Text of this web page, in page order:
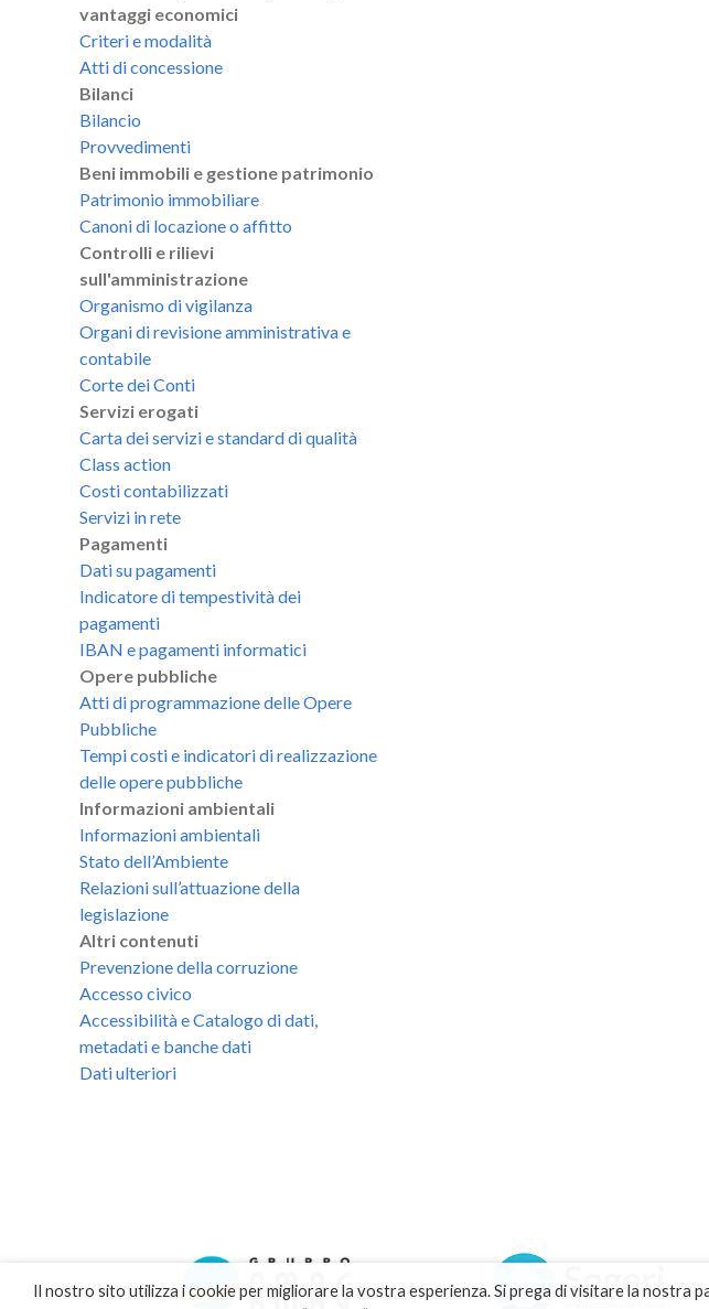
vantaggi economici
Criteri e modalità
Atti di concessione
Bilanci
Bilancio
Provvedimenti
Beni immobili e gestione patrimonio
Patrimonio immobiliare
Canoni di locazione o affitto
Controlli e rilievi
sull'amministrazione
Organismo di vigilanza
Organi di revisione amministrativa e
contabile
Corte dei Conti
Servizi erogati
Carta dei servizi e standard di qualità
Class action
Costi contabilizzati
Servizi in rete
Pagamenti
Dati su pagamenti
Indicatore di tempestività dei
pagamenti
IBAN e pagamenti informatici
Opere pubbliche
Atti di programmazione delle Opere
Pubbliche
Tempi costi e indicatori di realizzazione
delle opere pubbliche
Informazioni ambientali
Informazioni ambientali
Stato dell’Ambiente
Relazioni sull’attuazione della
legislazione
Altri contenuti
Prevenzione della corruzione
Accesso civico
Accessibilità e Catalogo di dati,
metadati e banche dati
Dati ulteriori
Il nostro sito utilizza i cookie per migliorare la vostra esperienza. Si prega di visitare la nostra